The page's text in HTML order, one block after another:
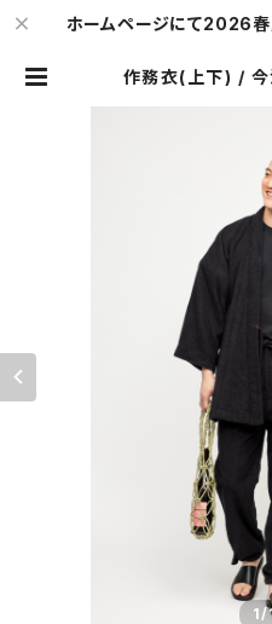
ホームページにて2026春
作務衣(上下) /
1/